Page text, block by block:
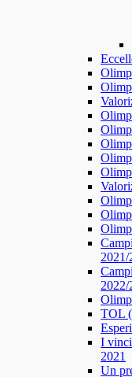
2021/
2022/
TOL
I
2021
Un